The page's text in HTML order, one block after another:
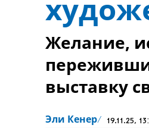
Желание,
выставку
Эли Кенер 19.11.25,